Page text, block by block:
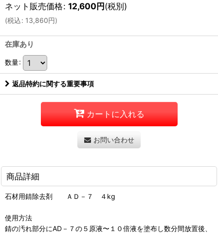
ネット販売価格: 12,600円(税別)
(税込: 13,860円)
在庫あり
数量:
返品特約に関する重要事項
カートに入れる
お問い合わせ
商品詳細
石材用錆除去剤 ＡＤ－７ ４kg
使用方法
錆の汚れ部分にAD－７の５原液〜１０倍液を塗布し数分間放置後、